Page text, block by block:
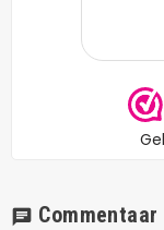
chat Commentaar